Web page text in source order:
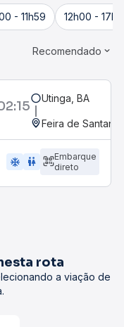
- 11h59 12h00 -
Recomendado
Utinga, BA
Feira de
ac_unit wc
Embarque
direto
rota
a viação de